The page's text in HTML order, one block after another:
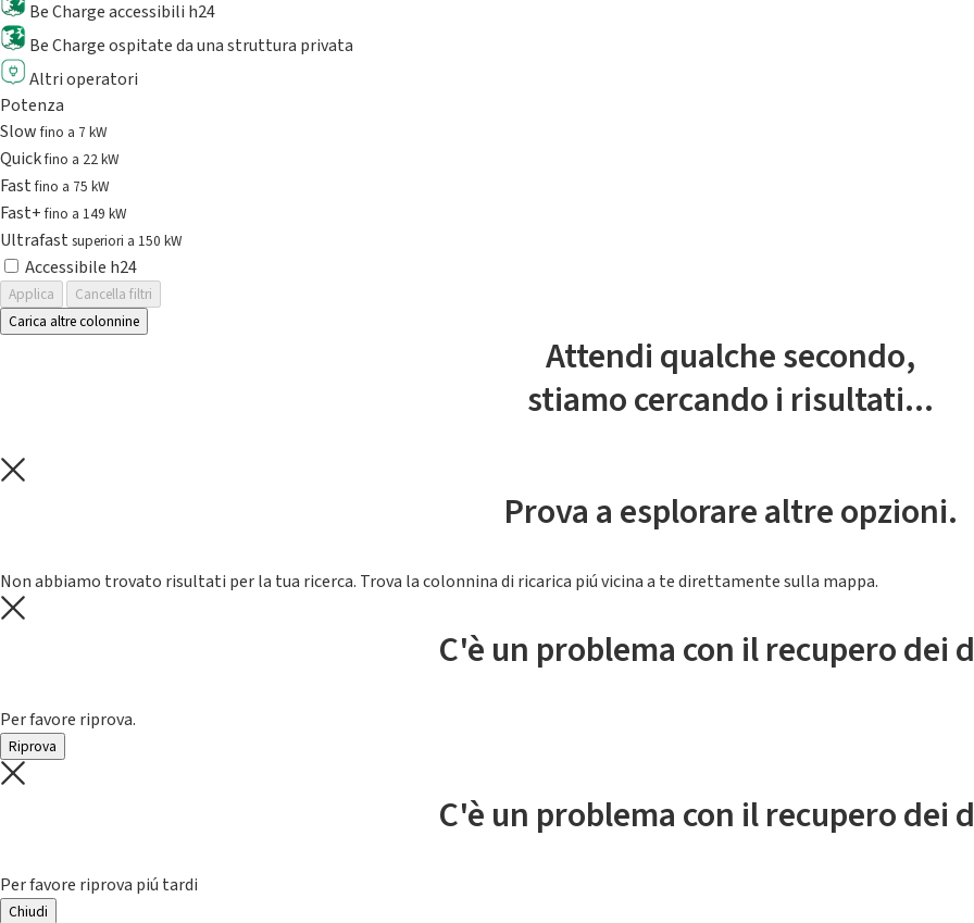
Be Charge accessibili h24
Be Charge ospitate da una struttura privata
Altri operatori
Potenza
Slowfino a 7 kW
Quickfino a 22 kW
Fastfino a 75 kW
Fast+fino a 149 kW
Ultrafast superiori a 150 kW
Accessibile h24
Applica
Cancella filtri
Carica altre colonnine
Attendi qualche secondo,
stiamo cercando i risultati...
Prova a esplorare altre opzioni.
Non abbiamo trovato risultati per la tua ricerca. Trova la colonnina di ricarica piú vicina a te direttamente sulla mappa.
C'è un problema con il recupero dei
Per favore riprova.
Riprova
C'è un problema con il recupero dei
Per favore riprova piú tardi
Chiudi